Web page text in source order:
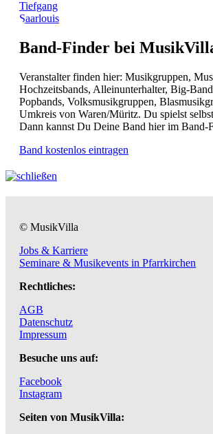
Tiefgang
Saarlouis
Band-Finder bei
Veranstalter finden hier: Musikgruppen,
Hochzeitsbands, Alleinunterhalter, Big-
Popbands, Volksmusikgruppen,
Umkreis von Waren/Müritz. Du spielst
Dann kannst Du Deine Band hier im Band-
Band kostenlos eintragen
© MusikVilla
Jobs & Karriere
Seminare & Musikevents in Pfarrkirchen
Rechtliches:
AGB
Datenschutz
Impressum
Besuche uns auf:
Facebook
Instagram
Seiten von MusikVilla: